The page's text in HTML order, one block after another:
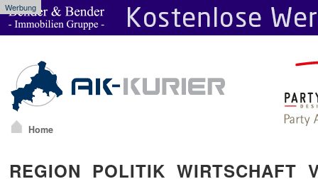
Werbung
Home
REGION POLITIK WIRTSCHAFT